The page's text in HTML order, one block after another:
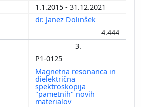
1.1.2015 - 31.12.2021
dr. Janez Dolinšek
4.444
3.
P1-0125
Magnetna resonanca in
dielektrična
spektroskopija
"pametnih" novih
materialov